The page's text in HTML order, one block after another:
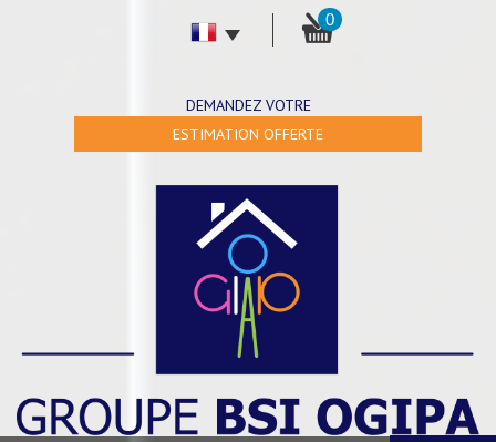
0
DEMANDEZ VOTRE
ESTIMATION OFFERTE